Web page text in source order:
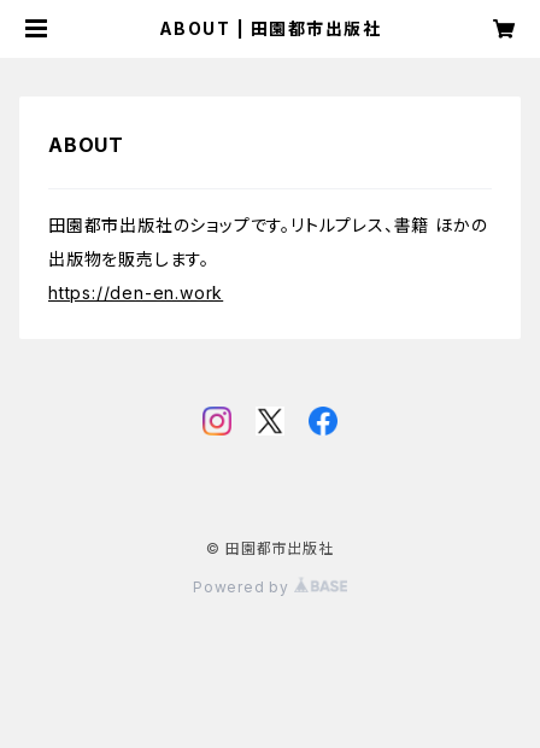
ABOUT | 田園都市出版社
ABOUT
田園都市出版社のショップです。リトルプレス、書籍 ほかの
出版物を販売します。
https://den-en.work
© 田園都市出版社
Powered by